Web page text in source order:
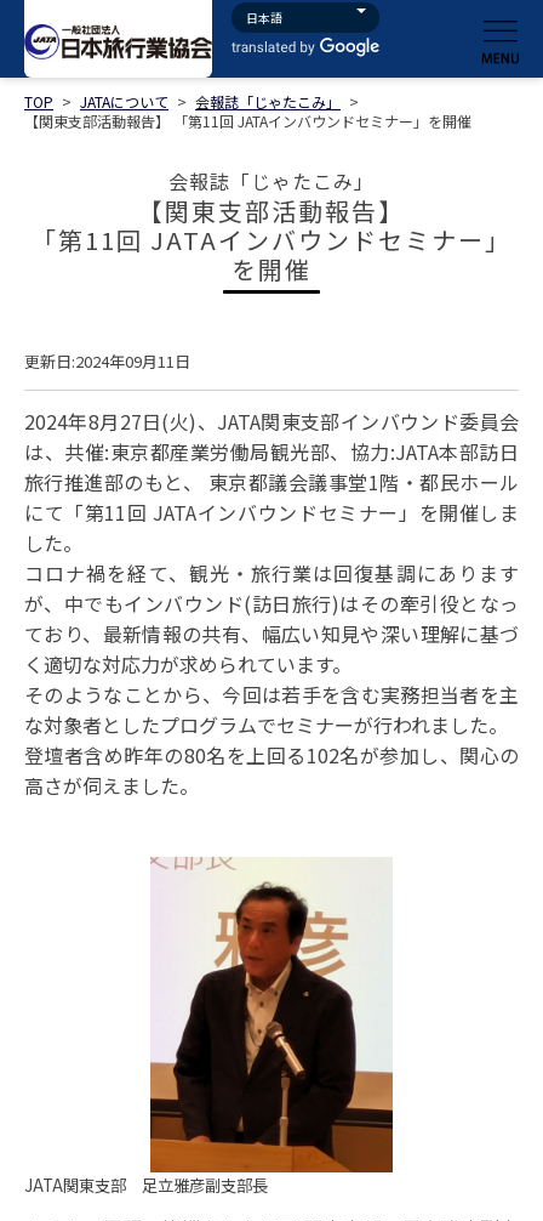
TOP > JATAについて > 会報誌「じゃたこみ」
>
【関東支部活動報告】 「第11回 JATAインバウンドセミナー」を開催
会報誌「じゃたこみ」
【関東支部活動報告】
「第11回 JATAインバウンドセミナー」
を開催
更新日:2024年09月11日
2024年8月27日(火)、JATA関東支部インバウンド委員会
は、共催:東京都産業労働局観光部、協力:JATA本部訪日
旅行推進部のもと、 東京都議会議事堂1階・都民ホール
にて「第11回 JATAインバウンドセミナー」を開催しま
した。
コロナ禍を経て、観光・旅行業は回復基調にあります
が、中でもインバウンド(訪日旅行)はその牽引役となっ
ており、最新情報の共有、幅広い知見や深い理解に基づ
く適切な対応力が求められています。
そのようなことから、今回は若手を含む実務担当者を主
な対象者としたプログラムでセミナーが行われました。
登壇者含め昨年の80名を上回る102名が参加し、関心の
高さが伺えました。
JATA関東支部 足立雅彦副支部長